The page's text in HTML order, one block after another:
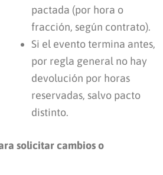
pactada (por hora o
fracción, según contrato).
Si el evento termina antes,
por regla general no hay
devolución por horas
reservadas, salvo pacto
distinto.
solicitar cambios o